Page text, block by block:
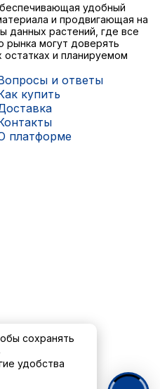
удобный
и продвигающая на
данных растений, где все
рынка могут доверять
и планируемом
и ответы
купить
платформе
сохранять
удобства